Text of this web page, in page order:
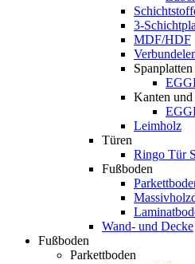
3-
MDF/HDF
Kanten
Leimholz
Türen
Ringo Tür
Fußboden
Wand- und Decke
Fußboden
Parkettboden